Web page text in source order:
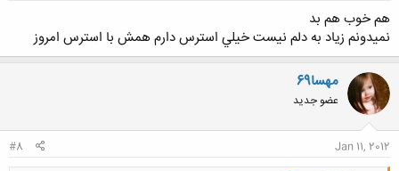
هم خوب هم بد
نميدونم زياد به دلم نيست خيلي استرس دارم همش با استرس امروز
مهسا69
عضو جدید
Jan 11, 2012
#8